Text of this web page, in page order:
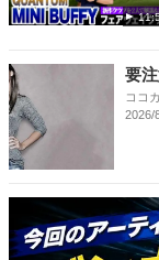
要
ココ
2026/